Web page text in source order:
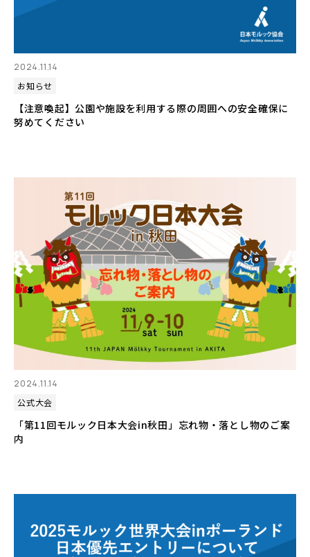
2024.11.14
お知らせ
【注意喚起】公園や施設を利用する際の周囲への安全確保に
努めてください
2024.11.14
公式大会
「第11回モルック日本大会in秋田」忘れ物・落とし物のご案
内